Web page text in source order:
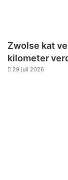
Zwolse kat
kilometer
29 juli 2026